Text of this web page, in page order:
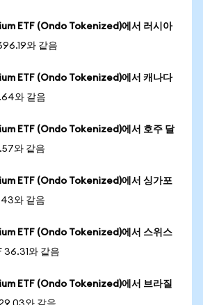
ETF (Ondo Tokenized)에서 러시아
와 같음
ETF (Ondo Tokenized)에서 캐나다
와 같음
ETF (Ondo Tokenized)에서 호주 달
와 같음
ETF (Ondo Tokenized)에서 싱가포
와 같음
ETF (Ondo Tokenized)에서 스위스
36.31와 같음
ETF (Ondo Tokenized)에서 브라질